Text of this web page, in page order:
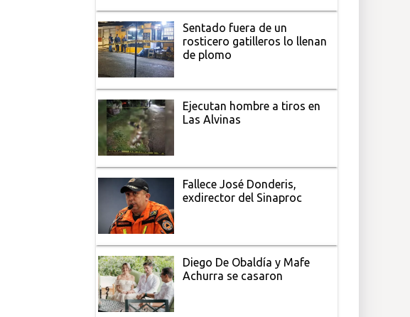
Sentado fuera de un
rosticero gatilleros lo llenan
de plomo
Ejecutan hombre a tiros en
Las Alvinas
Fallece José Donderis,
exdirector del Sinaproc
Diego De Obaldía y Mafe
Achurra se casaron